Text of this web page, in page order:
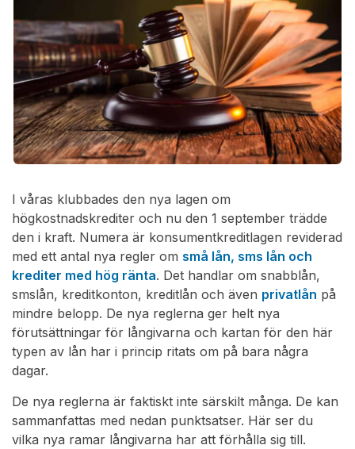
I våras klubbades den nya lagen om
högkostnadskrediter och nu den 1 september trädde
den i kraft. Numera är konsumentkreditlagen reviderad
med ett antal nya regler om små lån, sms lån och
krediter med hög ränta. Det handlar om snabblån,
smslån, kreditkonton, kreditlån och även privatlån på
mindre belopp. De nya reglerna ger helt nya
förutsättningar för långivarna och kartan för den här
typen av lån har i princip ritats om på bara några
dagar.
De nya reglerna är faktiskt inte särskilt många. De kan
sammanfattas med nedan punktsatser. Här ser du
vilka nya ramar långivarna har att förhålla sig till.